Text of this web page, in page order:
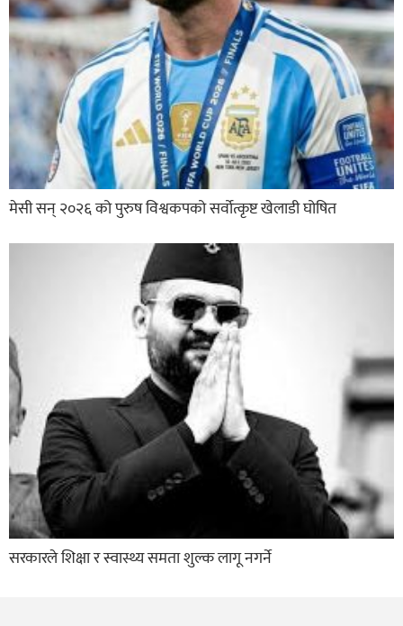
मेसी सन् २०२६ को पुरुष विश्वकपको सर्वोत्कृष्ट खेलाडी घोषित
सरकारले शिक्षा र स्वास्थ्य समता शुल्क लागू नगर्ने